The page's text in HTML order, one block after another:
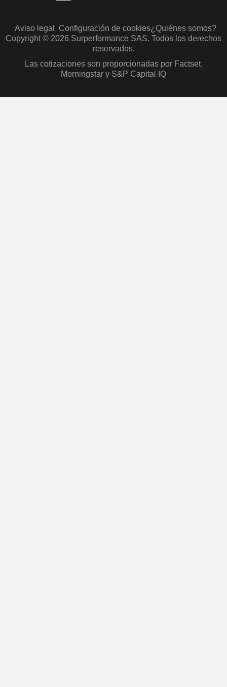
Aviso legal Configuración de cookies¿Quiénes somos?
Copyright © 2026 Surperformance SAS. Todos los derechos
reservados.
Las cotizaciones son proporcionadas por Factset,
Morningstar y S&P Capital IQ